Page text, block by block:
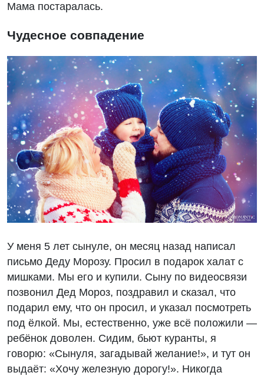
Мама постаралась.
Чудесное совпадение
У меня 5 лет сынуле, он месяц назад написал
письмо Деду Морозу. Просил в подарок халат с
мишками. Мы его и купили. Сыну по видеосвязи
позвонил Дед Мороз, поздравил и сказал, что
подарил ему, что он просил, и указал посмотреть
под ёлкой. Мы, естественно, уже всё положили —
ребёнок доволен. Сидим, бьют куранты, я
говорю: «Сынуля, загадывай желание!», и тут он
выдаёт: «Хочу железную дорогу!». Никогда